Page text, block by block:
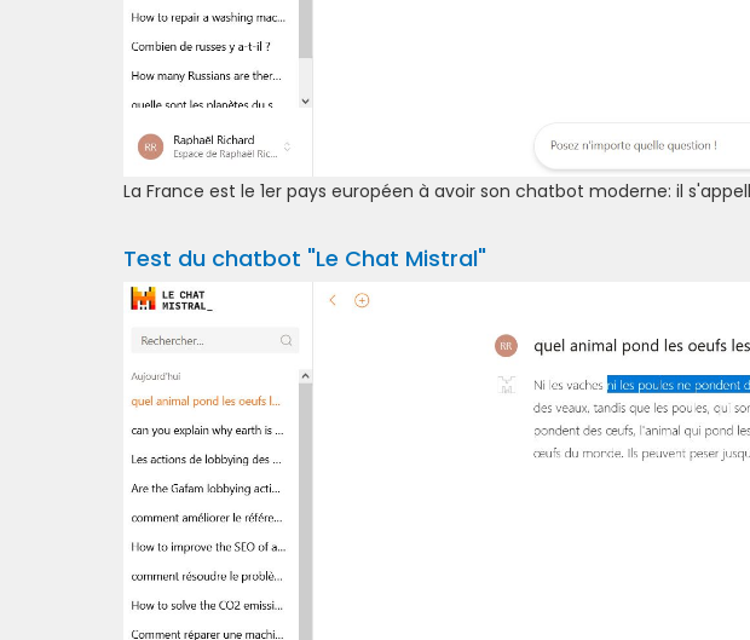
La France est le 1er pays européen à avoir son chatbot moderne: il
Test du chatbot "Le Chat Mistral"